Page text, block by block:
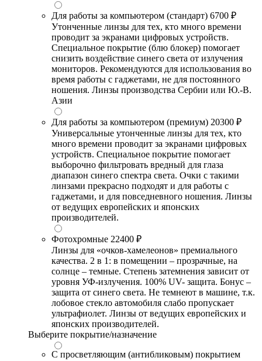
Для работы за компьютером (стандарт) 6700 ₽
Утонченные линзы для тех, кто много времени
проводит за экранами цифровых устройств.
Специальное покрытие (блю блокер) помогает
снизить воздействие синего света от излучения
мониторов. Рекомендуются для использования во
время работы с гаджетами, не для постоянного
ношения. Линзы производства Сербии или Ю.-В.
Азии
Для работы за компьютером (премиум) 20300 ₽
Универсальные утонченные линзы для тех, кто
много времени проводит за экранами цифровых
устройств. Специальное покрытие помогает
выборочно фильтровать вредный для глаза
диапазон синего спектра света. Очки с такими
линзами прекрасно подходят и для работы с
гаджетами, и для повседневного ношения. Линзы
от ведущих европейских и японских
производителей.
Фотохромные 22400 ₽
Линзы для «очков-хамелеонов» премиального
качества. 2 в 1: в помещении – прозрачные, на
солнце – темные. Степень затемнения зависит от
уровня УФ-излучения. 100% UV- защита. Бонус –
защита от синего света. Не темнеют в машине, т.к.
лобовое стекло автомобиля слабо пропускает
ультрафиолет. Линзы от ведущих европейских и
японских производителей.
Выберите покрытие/назначение
С просветляющим (антибликовым) покрытием